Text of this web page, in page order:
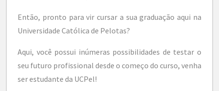
Então, pronto para vir cursar a sua graduação aqui na
Universidade Católica de Pelotas?
Aqui, você possui inúmeras possibilidades de testar o
seu futuro profissional desde o começo do curso, venha
ser estudante da UCPel!